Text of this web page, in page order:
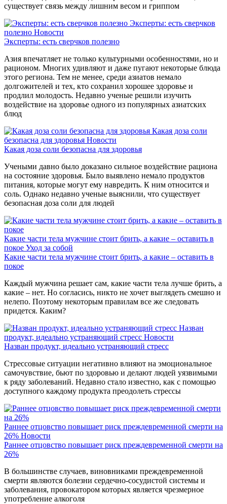
существует связь между лишним весом и гриппом
Эксперты: есть сверчков
полезно Новости
Эксперты: есть сверчков полезно
Азия впечатляет не только культурными особенностями, но и
рационом. Многих удивляют и даже пугают некоторые блюда
этого региона. Тем не менее, среди азиатов немало
долгожителей и тех, кто сохранил хорошее здоровье и
продлил молодость. Недавно ученые решили изучить
воздействие на здоровье одного из популярных азиатских
блюд
Какая доза соли
безопасна для здоровья Новости
Какая доза соли безопасна для здоровья
Учеными давно было доказано сильное воздействие рациона
на состояние здоровья. Было выявлено немало продуктов
питания, которые могут ему навредить. К ним относится и
соль. Однако недавно ученые выяснили, что существует
безопасная доза соли для людей
Какие части тела мужчине стоит брить, а какие – оставить в
покое Уход за собой
Какие части тела мужчине стоит брить, а какие – оставить в
покое
Каждый мужчина решает сам, какие части тела лучше брить, а
какие – нет. Но согласись, никто не хочет выглядеть смешно и
нелепо. Поэтому некоторым правилам все же следовать
придется. Каким?
Назван
продукт, идеально устраняющий стресс Новости
Назван продукт, идеально устраняющий стресс
Стрессовые ситуации негативно влияют на эмоциональное
самочувствие, бьют по здоровью и делают людей уязвимыми
к ряду заболеваний. Недавно стало известно, как с помощью
доступного каждому продукта преодолеть стрессы
Раннее отцовство повышает риск преждевременной смерти на
26% Новости
Раннее отцовство повышает риск преждевременной смерти на
26%
В большинстве случаев, виновниками преждевременной
смерти являются болезни сердечно-сосудистой системы и
заболевания, провокатором которых является чрезмерное
употребление алкоголя